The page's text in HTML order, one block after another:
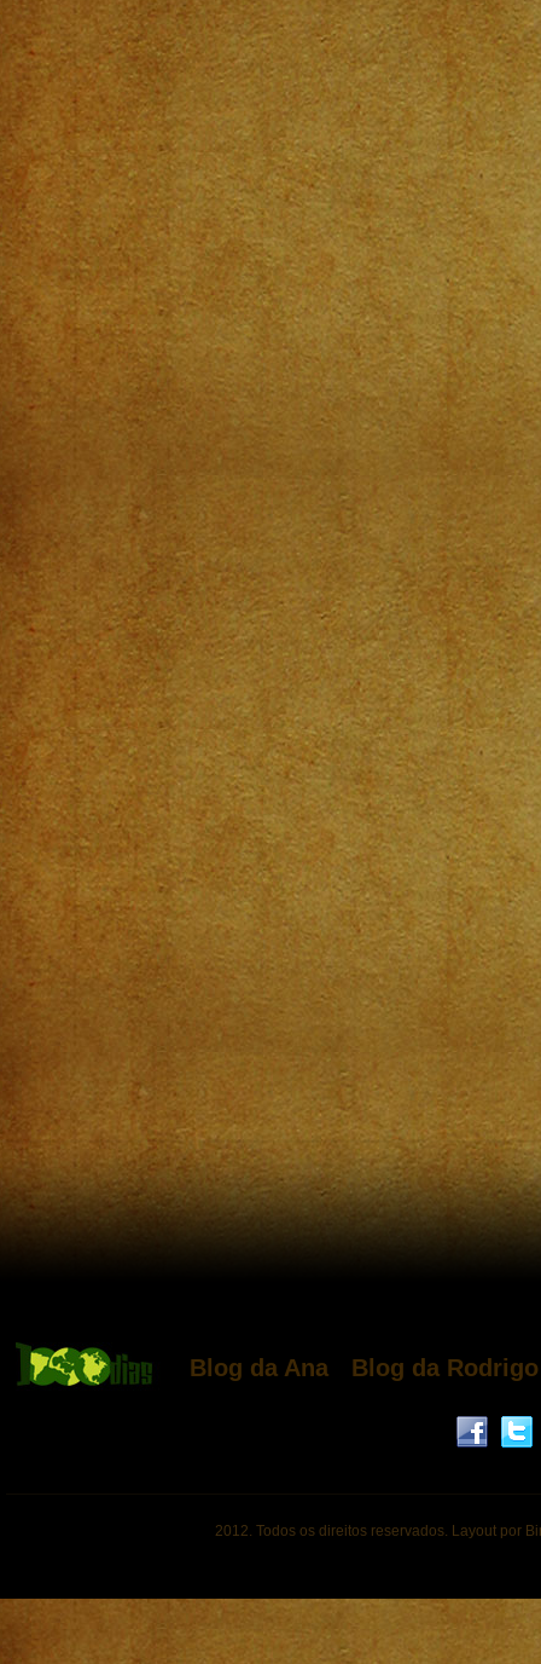
Blog da Ana Blog da Rodrigo
2012. Todos os direitos reservados. Layout por